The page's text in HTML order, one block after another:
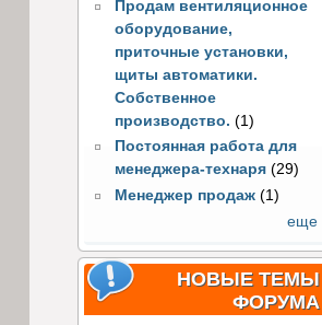
Продам вентиляционное
оборудование,
приточные установки,
щиты автоматики.
Собственное
производство. (1)
Постоянная работа для
менеджера-технаря (29)
Менеджер продаж (1)
еще
НОВЫЕ ТЕМЫ
ФОРУМА